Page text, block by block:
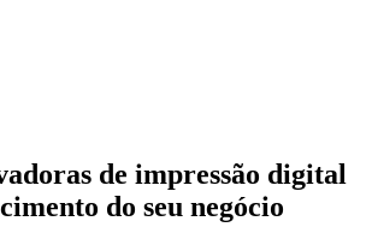
de impressão digital
do seu negócio